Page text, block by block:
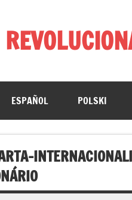
ESPAÑOL POLSKI